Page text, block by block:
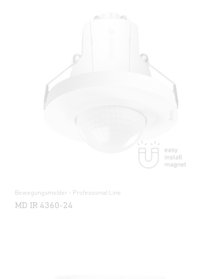
Bewegungsmelder - Professional Line
MD IR 4360-24